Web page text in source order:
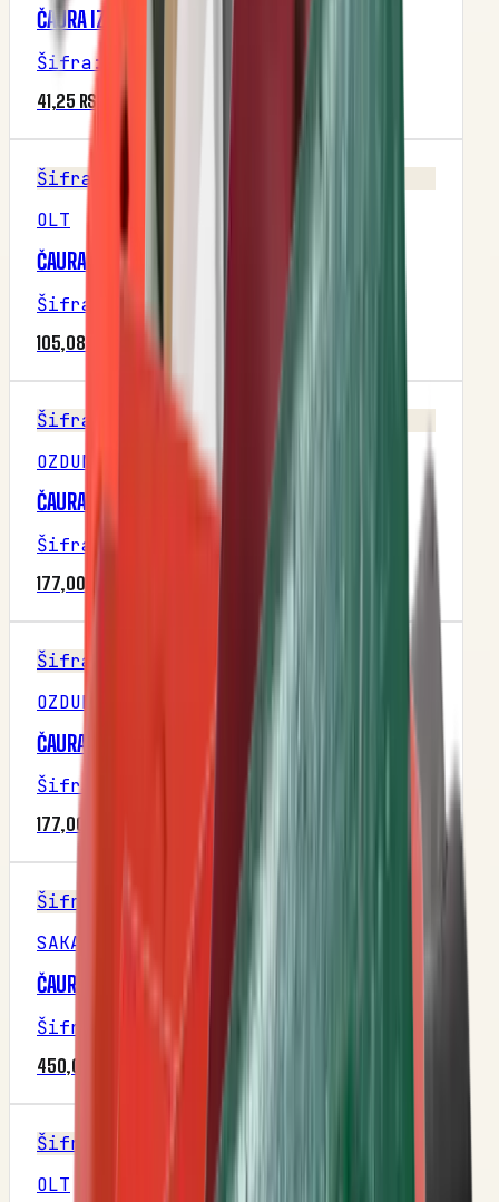
ČAURA IZBACIVAČA (OLT)
Šifra:
41,25 RSD
Šifra
OLT
ČAURA MENJAČA PSK (OLT)
Šifra M4P1R2
105,08 RSD
Šifra
OZDUMAN
ČAURA PLASTIČNA Ф16 (ОZDUMAN)
Šifra
177,00 RSD
Šifra
OZDUMAN
ČAURA PLASTIČNA Ф20 (OZDUMAN)
Šifra
177,00 RSD
Šifra
SAKALAK
ČAURA PRIČVRŠĆIVAČA MARKERA
Šifra
450,00 RSD
Šifra
OLT